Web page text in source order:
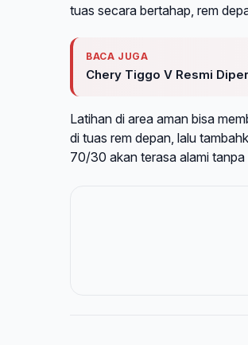
tuas secara bertahap, rem
BACA JUGA
Chery Tiggo V Resmi
Latihan di area aman bisa
di tuas rem depan, lalu
70/30 akan terasa alami